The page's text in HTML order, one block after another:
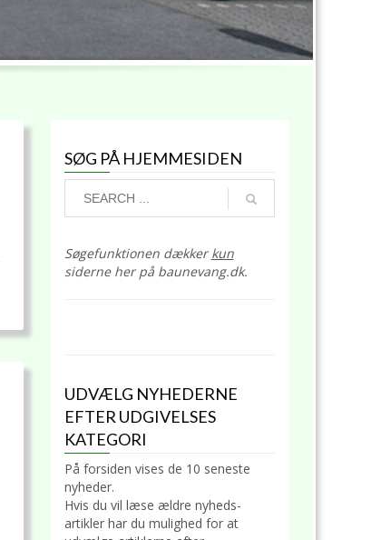
SØG PÅ HJEMMESIDEN
Søgefunktionen dækkerkun
siderne her på baunevang.dk.
UDVÆLG NYHEDERNE
EFTER UDGIVELSES
KATEGORI
På forsiden vises de 10 seneste
nyheder.
Hvis du vil læse ældre nyheds-
artikler har du mulighed for at